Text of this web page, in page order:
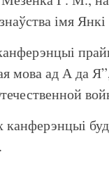
імя
мова ад А да
канферэнцыі